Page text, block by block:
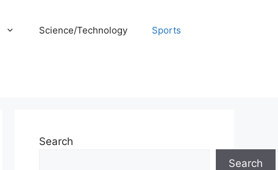
Science/Technology Sports
Search
Search